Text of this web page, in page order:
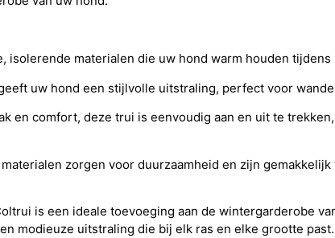
isolerende materialen die uw hond warm houden tijdens
uw hond een stijlvolle uitstraling, perfect voor
en comfort, deze trui is eenvoudig aan en uit te
zorgen voor duurzaamheid en zijn
is een ideale toevoeging aan de wintergarderobe
modieuze uitstraling die bij elk ras en elke grootte past.